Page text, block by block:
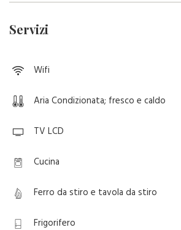
Servizi
Wifi
Aria Condizionata; fresco e caldo
TV LCD
Cucina
Ferro da stiro e tavola da stiro
Frigorifero